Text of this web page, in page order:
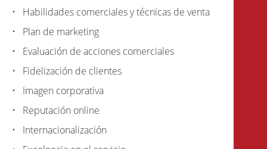
Habilidades comerciales y técnicas de venta
Plan de marketing
Evaluación de acciones comerciales
Fidelización de clientes
Imagen corporativa
Reputación online
Internacionalización